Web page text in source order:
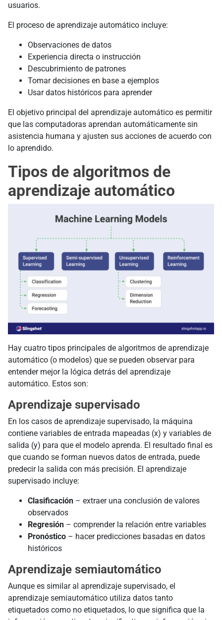
usuarios.
El proceso de aprendizaje automático incluye:
Observaciones de datos
Experiencia directa o instrucción
Descubrimiento de patrones
Tomar decisiones en base a ejemplos
Usar datos históricos para aprender
El objetivo principal del aprendizaje automático es permitir
que las computadoras aprendan automáticamente sin
asistencia humana y ajusten sus acciones de acuerdo con
lo aprendido.
Tipos de algoritmos de
aprendizaje automático
Hay cuatro tipos principales de algoritmos de aprendizaje
automático (o modelos) que se pueden observar para
entender mejor la lógica detrás del aprendizaje
automático. Estos son:
Aprendizaje supervisado
En los casos de aprendizaje supervisado, la máquina
contiene variables de entrada mapeadas (x) y variables de
salida (y) para que el modelo aprenda. El resultado final es
que cuando se forman nuevos datos de entrada, puede
predecir la salida con más precisión. El aprendizaje
supervisado incluye:
Clasificación – extraer una conclusión de valores
observados
Regresión – comprender la relación entre variables
Pronóstico – hacer predicciones basadas en datos
históricos
Aprendizaje semiautomático
Aunque es similar al aprendizaje supervisado, el
aprendizaje semiautomático utiliza datos tanto
etiquetados como no etiquetados, lo que significa que la